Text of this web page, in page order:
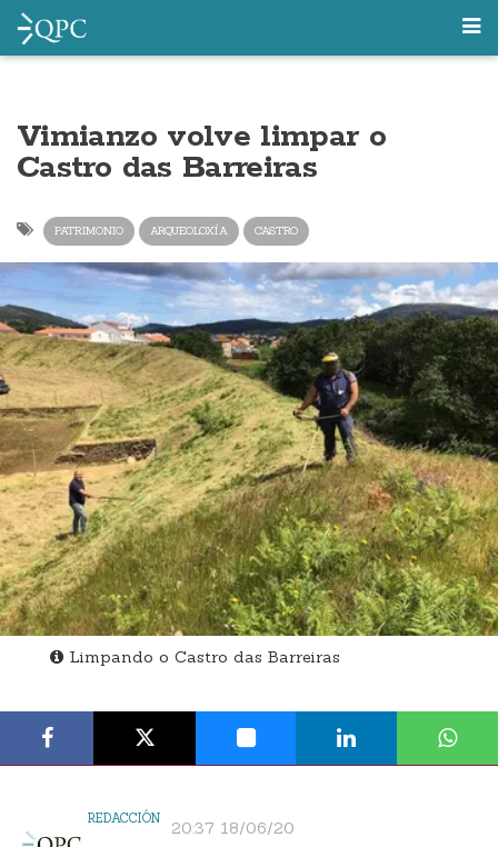
Vimianzo volve limpar o
Castro das Barreiras
PATRIMONIO ARQUEOLOXÍA CASTRO
Limpando o Castro das Barreiras
REDACCIÓN 20:37 18/06/20